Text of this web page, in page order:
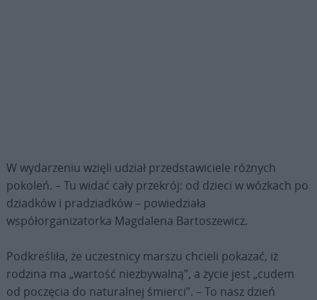
W wydarzeniu wzięli udział przedstawiciele różnych
pokoleń. – Tu widać cały przekrój: od dzieci w wózkach po
dziadków i pradziadków – powiedziała
współorganizatorka Magdalena Bartoszewicz.
Podkreśliła, że uczestnicy marszu chcieli pokazać, iż
rodzina ma „wartość niezbywalną”, a życie jest „cudem
od poczęcia do naturalnej śmierci”. – To nasz dzień